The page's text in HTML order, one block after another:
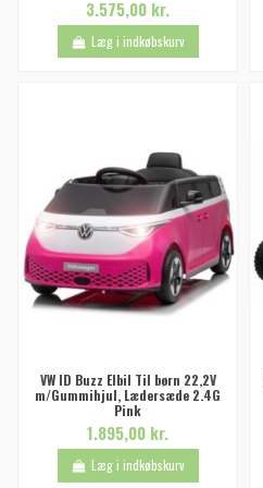
3.575,00 kr.
Læg i indkøbskurv
VW ID Buzz Elbil Til børn 22,2V
m/Gummihjul, Lædersæde 2.4G
Pink
1.895,00 kr.
Læg i indkøbskurv